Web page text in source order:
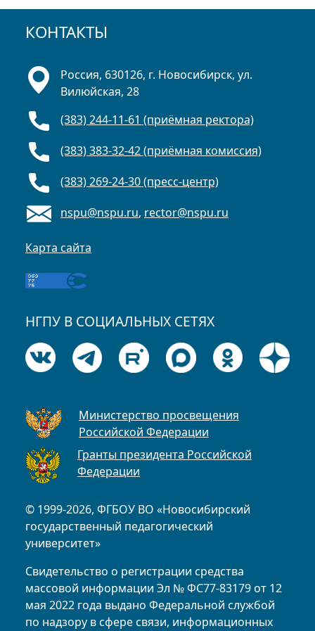
КОНТАКТЫ
© 1999-2026, ФГБОУ ВО «Новосибирский
государственный педагогический
университет»
Свидетельство о регистрации средства
массовой информации Эл № ФС77-83179 от 12
мая 2022 года выдано Федеральной службой
по надзору в сфере связи, информационных
Россия, 630126, г. Новосибирск, ул.
Вилюйская, 28
(383) 244-11-61 (приёмная ректора)
(383) 383-32-42 (приёмная комиссия)
(383) 269-24-30 (пресс-центр)
nspu@nspu.ru, rector@nspu.ru
Карта сайта
НГПУ В СОЦИАЛЬНЫХ СЕТЯХ
Министерство просвещения
Российской Федерации
Гранты президента Российской
Федерации